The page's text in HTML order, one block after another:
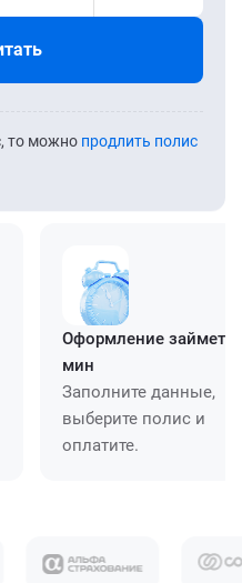
то можно продлить полис
Оформление займет
мин
Заполните данные,
выберите полис и
оплатите.